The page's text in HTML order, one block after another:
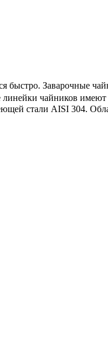
быстро. Заварочные
чайников
стали AISI 304.